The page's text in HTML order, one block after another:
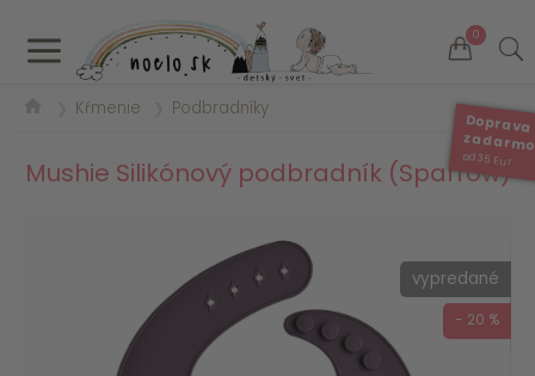
a 0
Doprava
od 35 Eur
Kŕmenie Podbradníky
Mushie Silikónový podbradník (Sparrow)
vypredané
- 20 %